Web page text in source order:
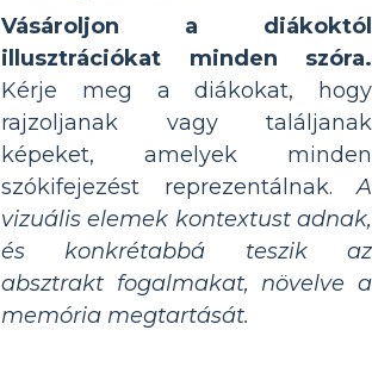
Vásároljon a diákoktól
illusztrációkat minden szóra.
Kérje meg a diákokat, hogy
rajzoljanak vagy találjanak
képeket, amelyek minden
szókifejezést reprezentálnak.A
vizuális elemek kontextust adnak,
és konkrétabbá teszik az
absztrakt fogalmakat, növelve a
memória megtartását.